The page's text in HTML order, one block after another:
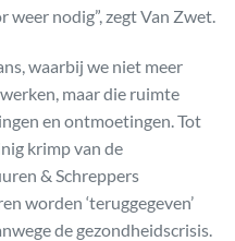
nodig”, zegt Van Zwet.
waarbij we niet meer
maar die ruimte
en ontmoetingen. Tot
krimp van de
& Schreppers
worden ‘teruggegeven’
de gezondheidscrisis.